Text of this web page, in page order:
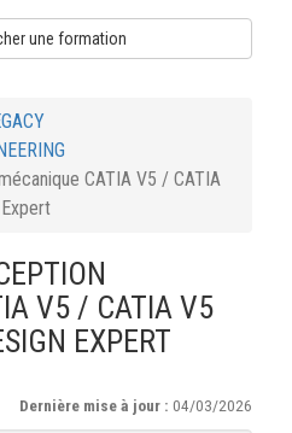
une formation
CATIA V5 / CATIA
V5 / CATIA V5
EXPERT
Dernière mise à jour :04/03/2026